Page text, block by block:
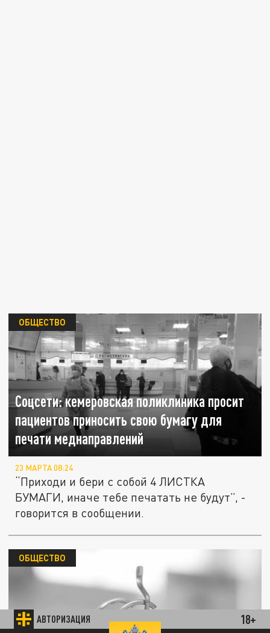
АВТОРИЗАЦИЯ 18+
Соцсети: кемеровская поликлиника просит
пациентов приносить свою бумагу для
печати меднаправлений
ОБЩЕСТВО
23 МАРТА 08:24
“Приходи и бери с собой 4 ЛИСТКА
БУМАГИ, иначе тебе печатать не будут”, -
говорится в сообщении.
ОБЩЕСТВО